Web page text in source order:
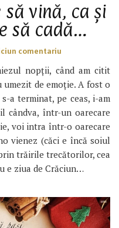
vină, ca și
să cadă…
comentariu
nopții, când am citit
de emoție. A fost o
a terminat, pe ceas, i-am
cândva, într-un oarecare
voi intra într-o oarecare
vienez (căci e încă soiul
trăirile trecătorilor, cea
e ziua de Crăciun…